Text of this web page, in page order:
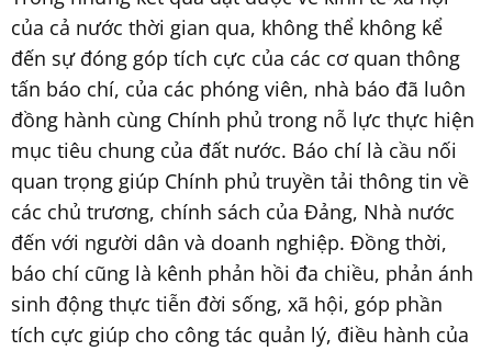
của cả nước thời gian qua, không thể không kể
đến sự đóng góp tích cực của các cơ quan thông
tấn báo chí, của các phóng viên, nhà báo đã luôn
đồng hành cùng Chính phủ trong nỗ lực thực hiện
mục tiêu chung của đất nước. Báo chí là cầu nối
quan trọng giúp Chính phủ truyền tải thông tin về
các chủ trương, chính sách của Đảng, Nhà nước
đến với người dân và doanh nghiệp. Đồng thời,
báo chí cũng là kênh phản hồi đa chiều, phản ánh
sinh động thực tiễn đời sống, xã hội, góp phần
tích cực giúp cho công tác quản lý, điều hành của